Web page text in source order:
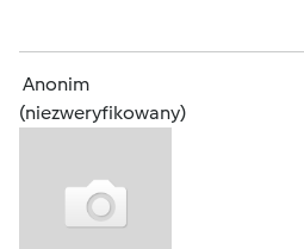
Anonim
(niezweryfikowany)